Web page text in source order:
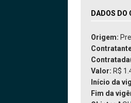
DADOS
Origem:
Valor: R$
Início da
Fim da